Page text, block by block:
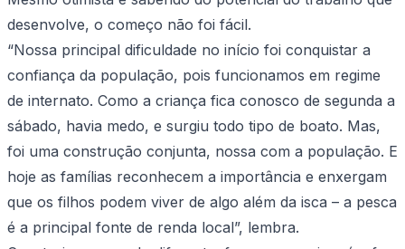
desenvolve, o começo não foi fácil.
“Nossa principal dificuldade no início foi conquistar a
confiança da população, pois funcionamos em regime
de internato. Como a criança fica conosco de segunda a
sábado, havia medo, e surgiu todo tipo de boato. Mas,
foi uma construção conjunta, nossa com a população. E
hoje as famílias reconhecem a importância e enxergam
que os filhos podem viver de algo além da isca – a pesca
é a principal fonte de renda local”, lembra.